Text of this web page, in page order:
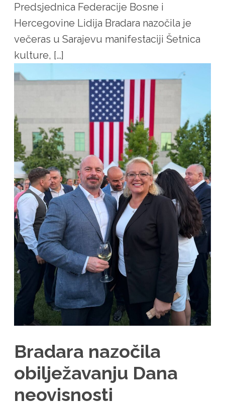
Predsjednica Federacije Bosne i
Hercegovine Lidija Bradara nazočila je
večeras u Sarajevu manifestaciji Šetnica
kulture, […]
Bradara nazočila
obilježavanju Dana
neovisnosti